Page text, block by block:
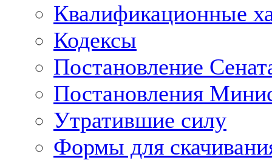
Квалификационные
Кодексы
Постановление
Постановления
Утратившие силу
Формы для